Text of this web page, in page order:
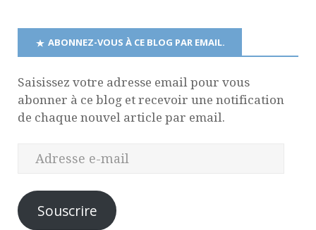
ABONNEZ-VOUS À CE BLOG PAR EMAIL.
Saisissez votre adresse email pour vous
abonner à ce blog et recevoir une notification
de chaque nouvel article par email.
Souscrire